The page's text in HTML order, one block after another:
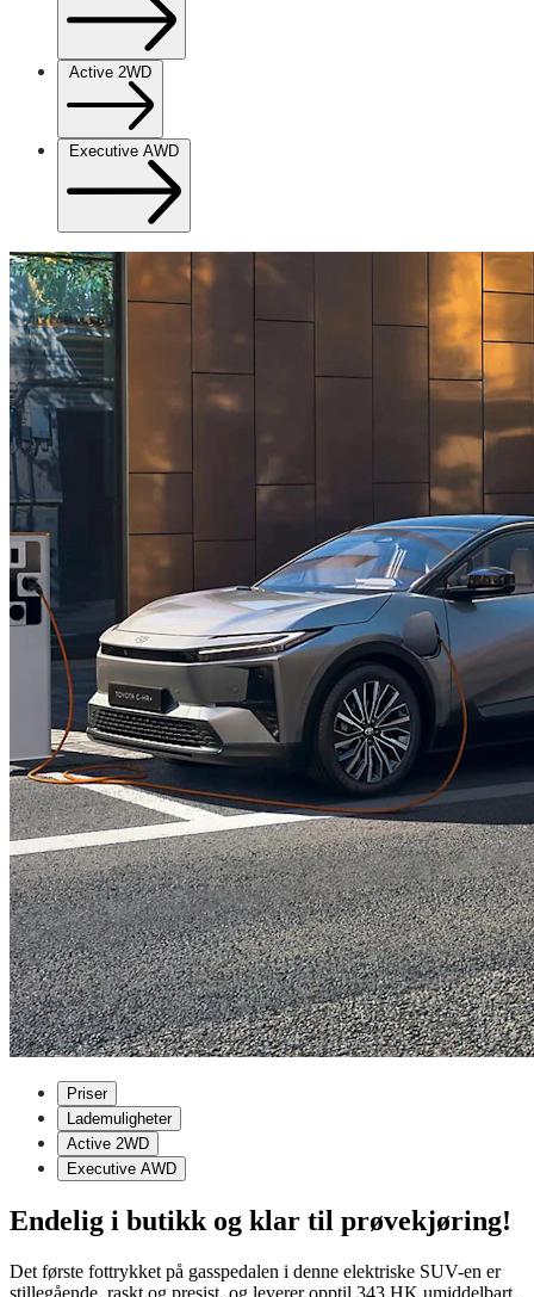
Active 2WD
Executive AWD
Priser
Lademuligheter
Active 2WD
Executive AWD
Endelig i butikk og klar til prøvekjøring!
Det første fottrykket på gasspedalen i denne elektriske SUV-en er
stillegående, raskt og presist, og leverer opptil 343 HK umiddelbart.